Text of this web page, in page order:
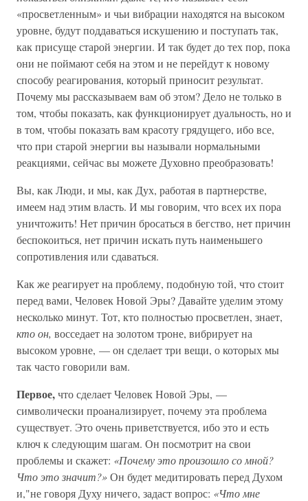
«просветленным» и чьи вибрации находятся на высоком
уровне, будут поддаваться искушению и поступать так,
как присуще старой энергии. И так будет до тех пор, пока
они не поймают себя на этом и не перейдут к новому
способу реагирования, который приносит результат.
Почему мы рассказываем вам об этом? Дело не только в
том, чтобы показать, как функционирует дуальность, но и
в том, чтобы показать вам красоту грядущего, ибо все,
что при старой энергии вы называли нормальными
реакциями, сейчас вы можете Духовно преобразовать!
Вы, как Люди, и мы, как Дух, работая в партнерстве,
имеем над этим власть. И мы говорим, что всех их пора
уничтожить! Нет причин бросаться в бегство, нет причин
беспокоиться, нет причин искать путь наименьшего
сопротивления или сдаваться.
Как же реагирует на проблему, подобную той, что стоит
перед вами, Человек Новой Эры? Давайте уделим этому
несколько минут. Тот, кто полностью просветлен, знает,
кто он, восседает на золотом троне, вибрирует на
высоком уровне, — он сделает три вещи, о которых мы
так часто говорили вам.
Первое,что сделает Человек Новой Эры, —
символически проанализирует, почему эта проблема
существует. Это очень приветствуется, ибо это и есть
ключ к следующим шагам. Он посмотрит на свои
проблемы и скажет: «Почему это произошло со мной?
Что это значит?»Он будет медитировать перед Духом
и,"не говоря Духу ничего, задаст вопрос: «Что мне